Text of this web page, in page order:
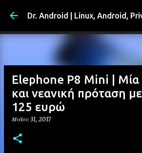
Μετάβαση στο κύριο
Dr. Android | Linux, Android,
Elephone P8 Mini | Μία
και νεανική πρόταση
125 ευρώ
Μαΐου 31, 2017